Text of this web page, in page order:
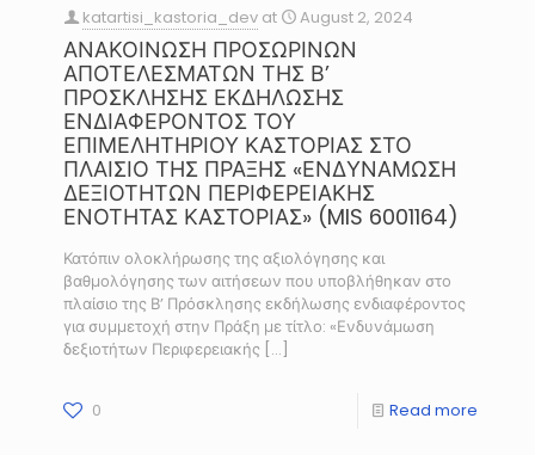
katartisi_kastoria_dev at August 2, 2024
ΑΝΑΚΟΙΝΩΣΗ ΠΡΟΣΩΡΙΝΩΝ
ΑΠΟΤΕΛΕΣΜΑΤΩΝ ΤΗΣ Β’
ΠΡΟΣΚΛΗΣΗΣ ΕΚΔΗΛΩΣΗΣ
ΕΝΔΙΑΦΕΡΟΝΤΟΣ ΤΟΥ
ΕΠΙΜΕΛΗΤΗΡΙΟΥ ΚΑΣΤΟΡΙΑΣ ΣΤΟ
ΠΛΑΙΣΙΟ ΤΗΣ ΠΡΑΞΗΣ «ΕΝΔΥΝΑΜΩΣΗ
ΔΕΞΙΟΤΗΤΩΝ ΠΕΡΙΦΕΡΕΙΑΚΗΣ
ΕΝΟΤΗΤΑΣ ΚΑΣΤΟΡΙΑΣ» (MIS 6001164)
Κατόπιν ολοκλήρωσης της αξιολόγησης και
βαθμολόγησης των αιτήσεων που υποβλήθηκαν στο
πλαίσιο της Β’ Πρόσκλησης εκδήλωσης ενδιαφέροντος
για συμμετοχή στην Πράξη με τίτλο: «Ενδυνάμωση
δεξιοτήτων Περιφερειακής […]
0 Read more